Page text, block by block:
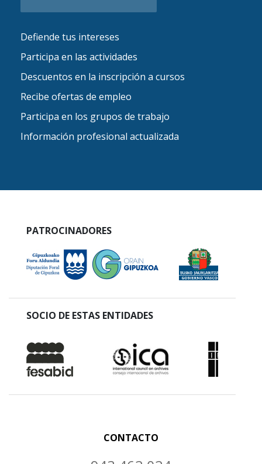
Defiende tus intereses
Participa en las actividades
Descuentos en la inscripción a cursos
Recibe ofertas de empleo
Participa en los grupos de trabajo
Información profesional actualizada
PATROCINADORES
SOCIO DE ESTAS ENTIDADES
CONTACTO